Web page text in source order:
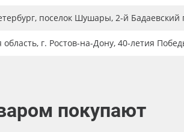
поселок Шушары, 2-й Бадаевский
область, г. Ростов-на-Дону, 40-летия
покупают